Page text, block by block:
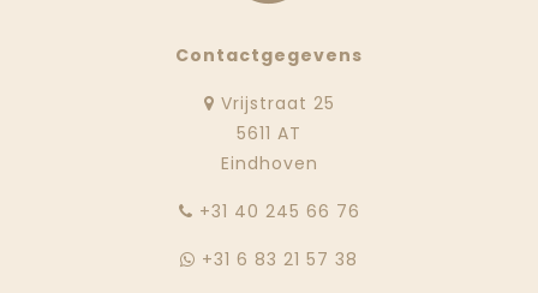
Contactgegevens
Vrijstraat 25
5611 AT
Eindhoven
‭+31 40 245 66 76
+31 6 83 21 57 38